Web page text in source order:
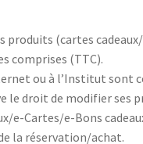
produits (cartes
comprises (TTC).
ou à l’Institut sont
le droit de modifier
e-Cartes/e-Bons
la réservation/achat.